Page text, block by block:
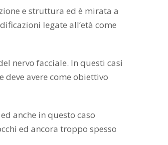
e struttura ed è mirata a
legate all’età come
nervo facciale. In questi casi
avere come obiettivo
anche in questo caso
ed ancora troppo spesso